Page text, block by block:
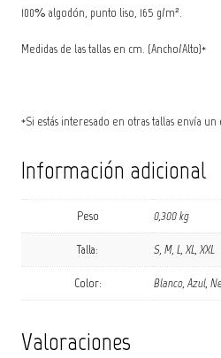
100% algodón, punto liso, 165 g/m².
Medidas de las tallas en cm. (Ancho/Alto)*
*Si estás interesado en otras tallas envía
Información adicional
Peso 0,300 kg
Talla: S, M, L, XL, XXL
Color: Blanco, Azul,
Valoraciones